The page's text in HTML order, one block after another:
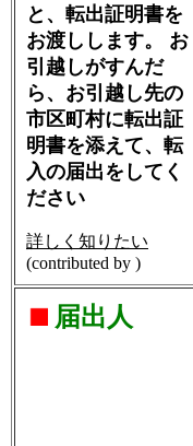
と、転出証明書を
お渡しします。 お
引越しがすんだ
ら、お引越し先の
市区町村に転出証
明書を添えて、転
入の届出をしてく
ださい
詳しく知りたい
(contributed by )
届出人